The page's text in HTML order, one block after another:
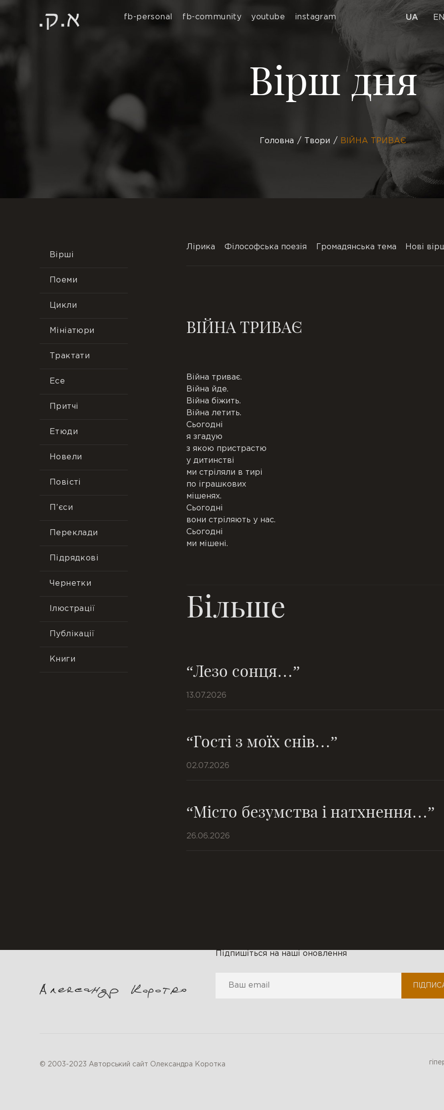
fb-personal fb-community youtube instagram UA EN
Вірш дня
Головна Твори ВІЙНА ТРИВАЄ
Вірші
Поеми
Цикли
Мініатюри
Трактати
Есе
Притчі
Етюди
Новели
Повісті
П’єси
Переклади
Підрядкові
Чернетки
Ілюстрації
Публікації
Книги
Лірика Філософська поезія Громадянська тема Нові
ВІЙНА ТРИВАЄ
Війна триває.
Війна йде.
Війна біжить.
Війна летить.
Сьогодні
я згадую
з якою пристрастю
у дитинстві
ми стріляли в тирі
по іграшкових
мішенях.
Сьогодні
вони стріляють у нас.
Сьогодні
ми мішені.
Більше
“Лезо сонця…”
13.07.2026
“Гості з моїх снів…”
02.07.2026
“Місто безумства і натхнення…”
26.06.2026
Підпишіться на наші оновлення
© 2003-2023 Авторський сайт Олександра Коротка